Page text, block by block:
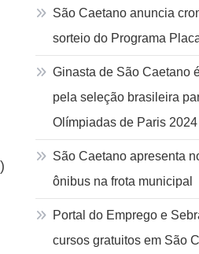
São Caetano anuncia
sorteio do Programa
Ginasta de São Caetano
pela seleção brasileira
Olímpiadas de Paris 2024
São Caetano apresenta
ônibus na frota municipal
Portal do Emprego e
cursos gratuitos em São